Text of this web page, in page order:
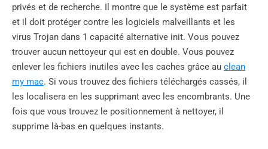
privés et de recherche. Il montre que le système est parfait
et il doit protéger contre les logiciels malveillants et les
virus Trojan dans 1 capacité alternative init. Vous pouvez
trouver aucun nettoyeur qui est en double. Vous pouvez
enlever les fichiers inutiles avec les caches grâce au clean
my mac. Si vous trouvez des fichiers téléchargés cassés, il
les localisera en les supprimant avec les encombrants. Une
fois que vous trouvez le positionnement à nettoyer, il
supprime là-bas en quelques instants.